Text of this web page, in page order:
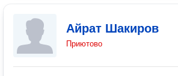
Айрат Шакиров
Приютово